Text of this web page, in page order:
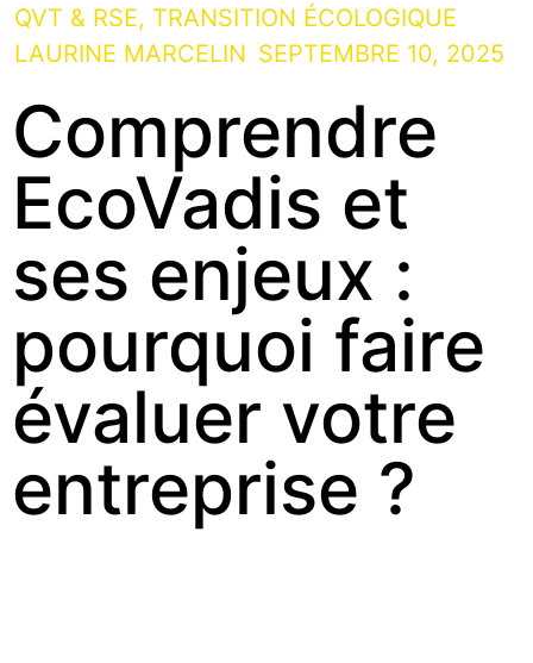
QVT & RSE, TRANSITION ÉCOLOGIQUE
LAURINE MARCELIN SEPTEMBRE 10, 2025
Comprendre
EcoVadis et
ses enjeux :
pourquoi faire
évaluer votre
entreprise ?